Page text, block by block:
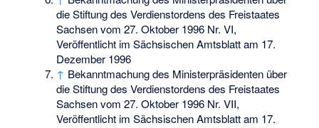
die Stiftung des Verdienstordens des Freistaates
Sachsen vom 27. Oktober 1996 Nr. VI,
Veröffentlicht im Sächsischen Amtsblatt am 17.
Dezember 1996
↑ Bekanntmachung des Ministerpräsidenten über
die Stiftung des Verdienstordens des Freistaates
Sachsen vom 27. Oktober 1996 Nr. VII,
Veröffentlicht im Sächsischen Amtsblatt am 17.